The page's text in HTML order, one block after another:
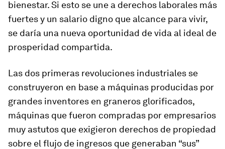
bienestar. Si esto se une a derechos laborales más
fuertes y un salario digno que alcance para vivir,
se daría una nueva oportunidad de vida al ideal de
prosperidad compartida.
Las dos primeras revoluciones industriales se
construyeron en base a máquinas producidas por
grandes inventores en graneros glorificados,
máquinas que fueron compradas por empresarios
muy astutos que exigieron derechos de propiedad
sobre el flujo de ingresos que generaban “sus”